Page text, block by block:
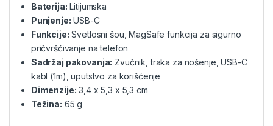
Baterija: Litijumska
Punjenje: USB-C
Funkcije: Svetlosni šou, MagSafe funkcija za sigurno
pričvršćivanje na telefon
Sadržaj pakovanja: Zvučnik, traka za nošenje, USB-C
kabl (1m), uputstvo za korišćenje
Dimenzije: 3,4 x 5,3 x 5,3 cm
Težina: 65 g